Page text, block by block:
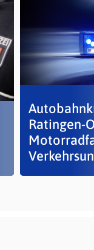
Ratingen-